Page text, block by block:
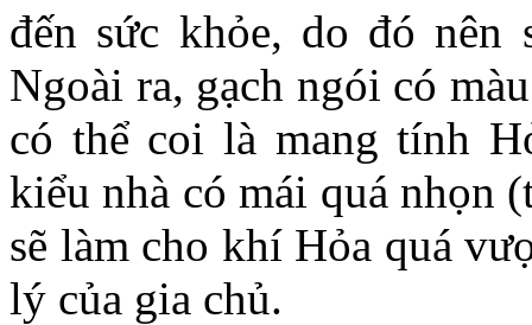
đến sức khỏe, do đó nên
Ngoài ra, gạch ngói có
có thể coi là mang tính
kiểu nhà có mái quá nhọn
sẽ làm cho khí Hỏa quá
lý của gia chủ.
MORNING STAR
PLAZA